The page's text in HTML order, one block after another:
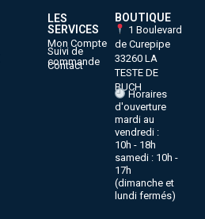
LES
SERVICES
Mon Compte
Suivi de
commande
Contact
BOUTIQUE
1 Boulevard
de Curepipe
33260 LA
TESTE DE
BUCH
Horaires
d'ouverture
mardi au
vendredi :
10h - 18h
samedi : 10h -
17h
(dimanche et
lundi fermés)